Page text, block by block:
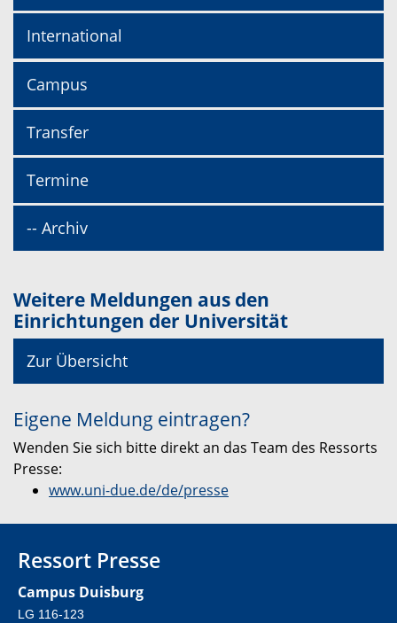
International
Campus
Transfer
Termine
-- Archiv
Weitere Meldungen aus den
Einrichtungen der Universität
Zur Übersicht
Eigene Meldung eintragen?
Wenden Sie sich bitte direkt an das Team des Ressorts
Presse:
www.uni-due.de/de/presse
Ressort Presse
Campus Duisburg
LG 116-123